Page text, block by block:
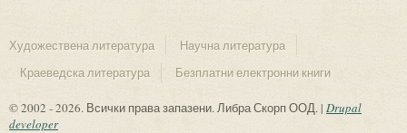
Художествена литература
Научна литература
Краеведска литература
Безплатни електронни книги
© 2002 - 2026. Всички права запазени. Либра Скорп ООД. | Drupal
developer